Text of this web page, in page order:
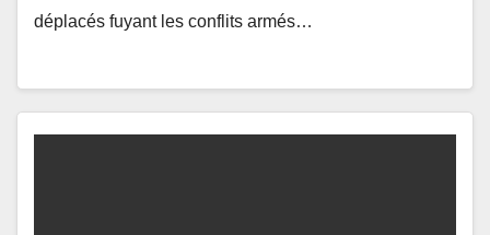
déplacés fuyant les conflits armés…